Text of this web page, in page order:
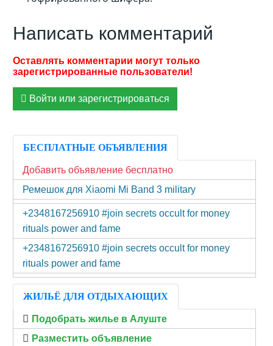
Написать комментарий
Войти или зарегистрироваться
БЕСПЛАТНЫЕ ОБЪЯВЛЕНИЯ
Добавить объявление бесплатно
Ремешок для Xiaomi Mi Band 3 military
+2348167256910 #join secrets occult for money
rituals power and fame
+2348167256910 #join secrets occult for money
rituals power and fame
ЖИЛЬЁ ДЛЯ ОТДЫХАЮЩИХ
Подобрать жилье в Алуште
Разместить объявление